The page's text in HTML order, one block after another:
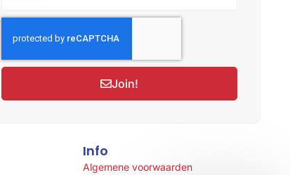
Info
Algemene voorwaarden
Join!